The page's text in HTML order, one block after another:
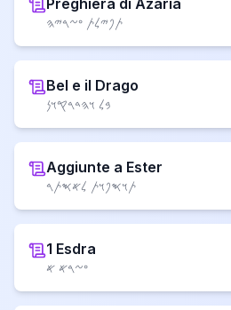
Preghiera di Azaria
𐤕𐤐𐤉𐤋𐤕 𐤏𐤆𐤓𐤉𐤄
Bel e il Drago
𐤁𐤋 𐤅𐤄𐤃𐤓𐤒𐤅𐤍
Aggiunte a Ester
𐤕𐤅𐤎𐤐𐤅𐤕 𐤋𐤀𐤎𐤕𐤓
1 Esdra
𐤏𐤆𐤓𐤀 𐤀